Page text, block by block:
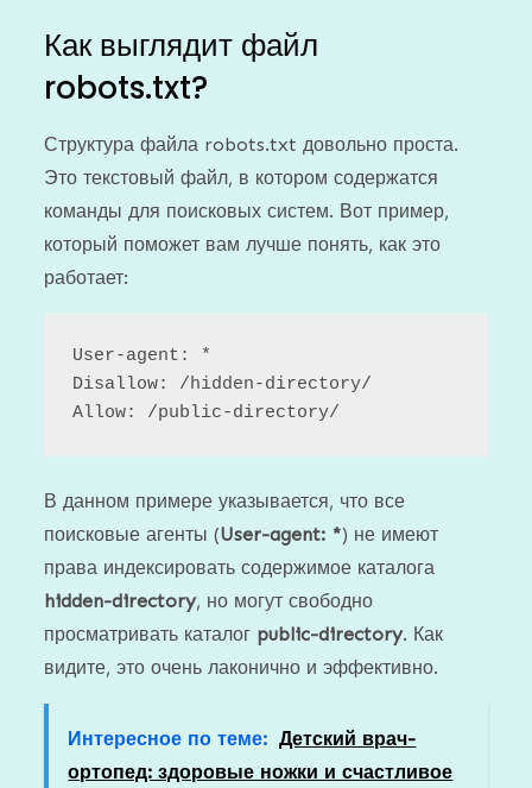
Как выглядит файл
robots.txt?
Структура файла robots.txt довольно проста.
Это текстовый файл, в котором содержатся
команды для поисковых систем. Вот пример,
который поможет вам лучше понять, как это
работает:
User-agent: *
Disallow: /hidden-directory/
В данном примере указывается, что все
поисковые агенты (User-agent: *) не имеют
права индексировать содержимое каталога
hidden-directory, но могут свободно
просматривать каталог public-directory. Как
видите, это очень лаконично и эффективно.
Интересное по теме: Детский врач-
ортопед: здоровые ножки и счастливое